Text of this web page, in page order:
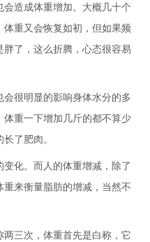
造成体重增加。大概几十个
重又会恢复如初，但如果频
了，这么折腾，心态很容易
很明显的影响身体水分的多
重一下增加几斤的都不算少
了肥肉。
化。而人的体重增减，除了
重来衡量脂肪的增减，当然不
三次，体重首先是白称，它